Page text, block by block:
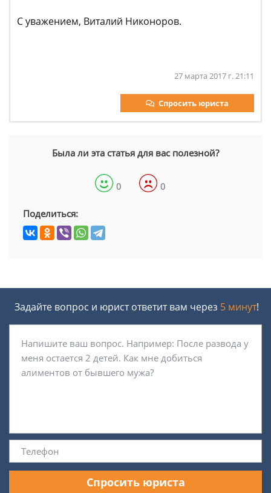
С уважением, Виталий Никоноров.
27 марта 2017 г. 21:11
Спросить юриста
Была ли эта статья для вас полезной?
0 0
Поделиться:
Задайте вопрос и юрист ответит вам через 5 минут!
Спросить юриста